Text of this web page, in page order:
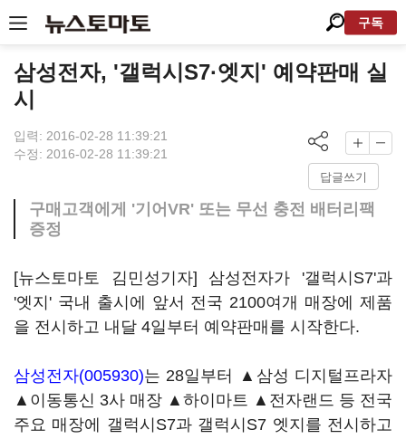
구독
삼성전자, '갤럭시S7·엣지' 예약판매 실
시
입력: 2016-02-28 11:39:21
수정: 2016-02-28 11:39:21
답글쓰기
구매고객에게 '기어VR' 또는 무선 충전 배터리팩
증정
[뉴스토마토 김민성기자] 삼성전자가 '갤럭시S7'과
'엣지' 국내 출시에 앞서 전국 2100여개 매장에 제품
을 전시하고 내달 4일부터 예약판매를 시작한다.
삼성전자(005930)는 28일부터 ▲삼성 디지털프라자
▲이동통신 3사 매장 ▲하이마트 ▲전자랜드 등 전국
주요 매장에 갤럭시S7과 갤럭시S7 엣지를 전시하고